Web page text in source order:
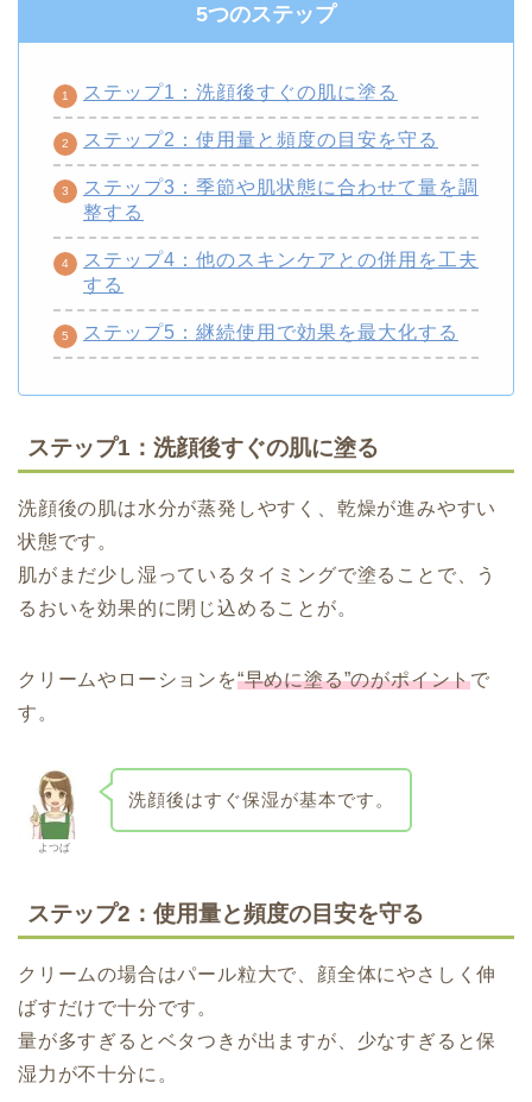
5つのステップ
ステップ1：洗顔後すぐの肌に塗る
ステップ2：使用量と頻度の目安を守る
ステップ3：季節や肌状態に合わせて量を調
整する
ステップ4：他のスキンケアとの併用を工夫
する
ステップ5：継続使用で効果を最大化する
ステップ1：洗顔後すぐの肌に塗る
洗顔後の肌は水分が蒸発しやすく、乾燥が進みやすい
状態です。
肌がまだ少し湿っているタイミングで塗ることで、う
るおいを効果的に閉じ込めることが。
クリームやローションを“早めに塗る”のがポイントで
す。
よつば
洗顔後はすぐ保湿が基本です。
ステップ2：使用量と頻度の目安を守る
クリームの場合はパール粒大で、顔全体にやさしく伸
ばすだけで十分です。
量が多すぎるとベタつきが出ますが、少なすぎると保
湿力が不十分に。